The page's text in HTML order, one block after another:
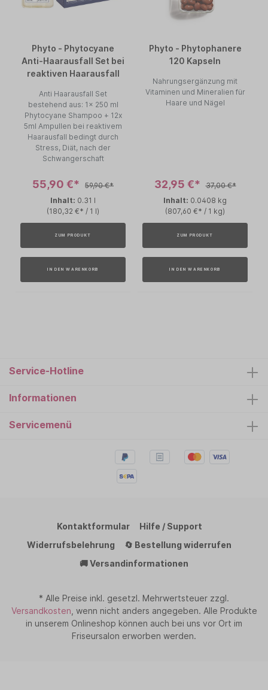
Phyto - Phytocyane
Anti-Haarausfall Set bei
reaktiven Haarausfall
Anti Haarausfall Set
bestehend aus: 1x 250 ml
Phytocyane Shampoo + 12x
5ml Ampullen bei reaktivem
Haarausfall bedingt durch
Stress, Diät, nach der
Schwangerschaft
55,90 €*
59,90 €*
Inhalt: 0.31 l
(180,32 €* / 1 l)
ZUM PRODUKT
IN DEN WARENKORB
Phyto - Phytophanere
120 Kapseln
Nahrungsergänzung mit
Vitaminen und Mineralien für
Haare und Nägel
32,95 €*
37,00 €*
Inhalt: 0.0408 kg
(807,60 €* / 1 kg)
ZUM PRODUKT
IN DEN WARENKORB
Service-Hotline
Informationen
Servicemenü
Kontaktformular
Hilfe / Support
Widerrufsbelehrung
🔄 Bestellung widerrufen
🚚 Versandinformationen
* Alle Preise inkl. gesetzl. Mehrwertsteuer zzgl.
Versandkosten , wenn nicht anders angegeben. Alle Produkte
in unserem Onlineshop können auch bei uns vor Ort im
Friseursalon erworben werden.